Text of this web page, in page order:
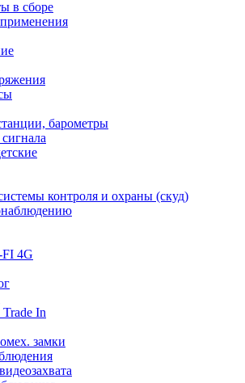
в сборе
барометры
контроля и охраны (скуд)
4G
In
замки